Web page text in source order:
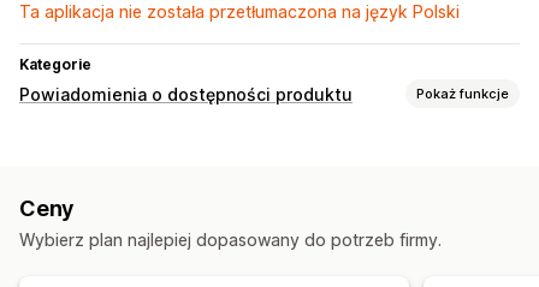
Ta aplikacja nie została przetłumaczona na język Polski
Kategorie
Powiadomienia o dostępności produktu Pokaż funkcje
Powiadomienia web push
Ceny
Wybierz plan najlepiej dopasowany do potrzeb firmy.